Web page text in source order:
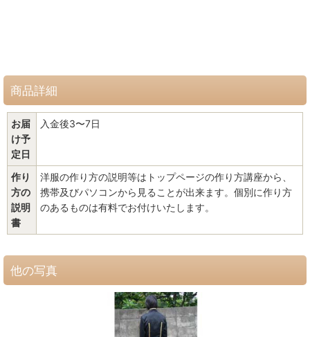
商品詳細
お届
け予
定日
入金後3〜7日
作り
方の
説明
書
洋服の作り方の説明等はトップページの作り方講座から、
携帯及びパソコンから見ることが出来ます。個別に作り方
のあるものは有料でお付けいたします。
他の写真